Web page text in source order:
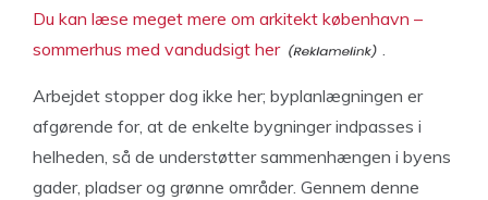
Du kan læse meget mere om arkitekt københavn –
sommerhus med vandudsigt her
.
Arbejdet stopper dog ikke her; byplanlægningen er
afgørende for, at de enkelte bygninger indpasses i
helheden, så de understøtter sammenhængen i byens
gader, pladser og grønne områder. Gennem denne